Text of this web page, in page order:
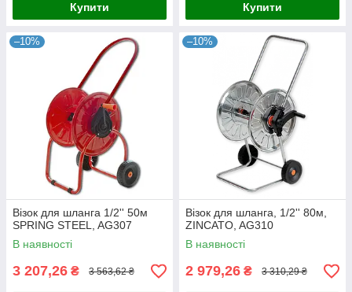
Купити Купити
–10%
Візок для шланга 1/2'' 50м
SPRING STEEL, AG307
В наявності
3 207,26 ₴ 3 563,62 ₴
–10%
Візок для шланга, 1/2'' 80м,
ZINCATO, AG310
В наявності
2 979,26 ₴ 3 310,29 ₴